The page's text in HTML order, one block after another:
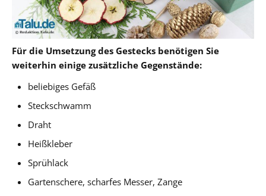
Für die Umsetzung des Gestecks benötigen Sie
weiterhin einige zusätzliche Gegenstände:
beliebiges Gefäß
Steckschwamm
Draht
Heißkleber
Sprühlack
Gartenschere, scharfes Messer, Zange